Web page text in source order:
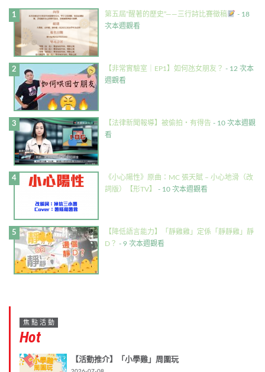
第五屆”醒著的歷史”——三行詩比賽徵稿
- 18
次本週觀看
【非常實驗室｜EP1】如何氹女朋友？ - 12 次本
週觀看
【法律新聞報導】被偷拍・有得告 - 10 次本週觀
看
《小心陽性》原曲：MC 張天賦 – 小心地滑（改
詞版）【形TV】 - 10 次本週觀看
【降低語言能力】「靜雞雞」定係「靜靜雞」靜
D？ - 9 次本週觀看
焦點活動
Hot
【活動推介】「小學雞」周圍玩